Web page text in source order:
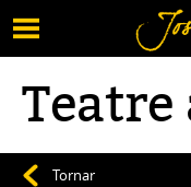
Tornar al
Teatre
Tornar